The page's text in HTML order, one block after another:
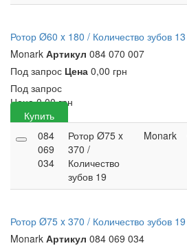
Ротор Ø60 x 180 / Количество зубов 13
Monark Артикул 084 070 007
Под запрос Цена 0,00 грн
Под запрос
Цена 0,00грн
Купить
084
069
034
Ротор Ø75 x
370 /
Количество
зубов 19
Monark
Ротор Ø75 x 370 / Количество зубов 19
Monark Артикул 084 069 034